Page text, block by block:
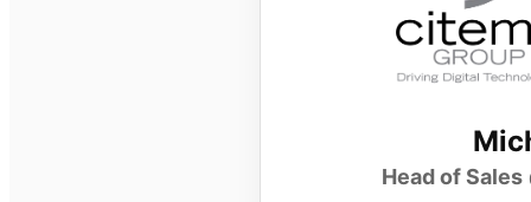
Head of Sales